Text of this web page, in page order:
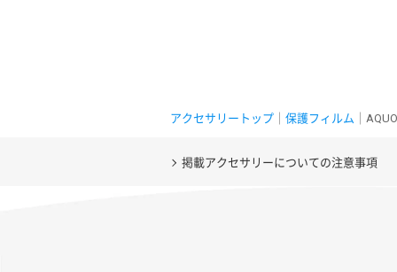
アクセサリートップ 保護フィルム ｜
掲載アクセサリーについての注意事項